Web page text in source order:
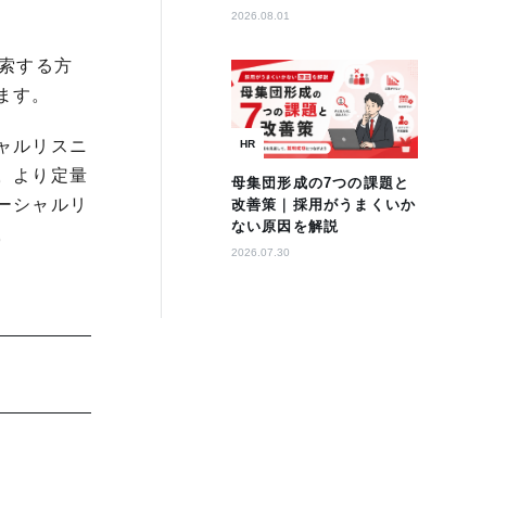
する方
す。
ルリスニ
より定量
シャルリ
2026.08.01
HR
母集団形成の7つの課題と
改善策｜採用がうまくいか
ない原因を解説
2026.07.30